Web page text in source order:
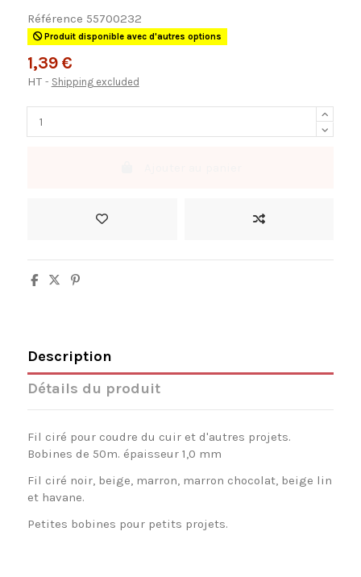
Référence 55700232
Produit disponible avec d'autres options
1,39 €
HT Shipping excluded
Description
Détails du produit
Fil ciré pour coudre du cuir et d'autres projets.
Bobines de 50m. épaisseur 1,0 mm
Fil ciré noir, beige, marron, marron chocolat, beige lin
et havane.
Petites bobines pour petits projets.